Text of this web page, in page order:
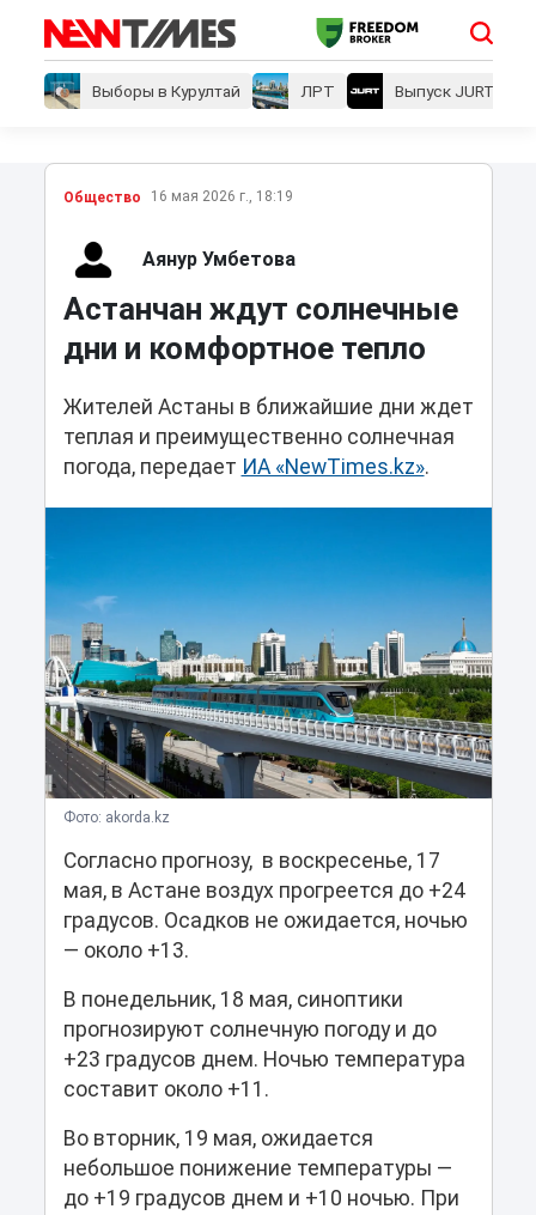
Выборы в Курултай ЛРТ Выпуск JURT
Общество 16 мая 2026 г., 18:19
Аянур Умбетова
Астанчан ждут солнечные
дни и комфортное тепло
Жителей Астаны в ближайшие дни ждет
теплая и преимущественно солнечная
погода, передает ИА «NewTimes.kz».
Фото: akorda.kz
Согласно прогнозу, в воскресенье, 17
мая, в Астане воздух прогреется до +24
градусов. Осадков не ожидается, ночью
— около +13.
В понедельник, 18 мая, синоптики
прогнозируют солнечную погоду и до
+23 градусов днем. Ночью температура
составит около +11.
Во вторник, 19 мая, ожидается
небольшое понижение температуры —
до +19 градусов днем и +10 ночью. При